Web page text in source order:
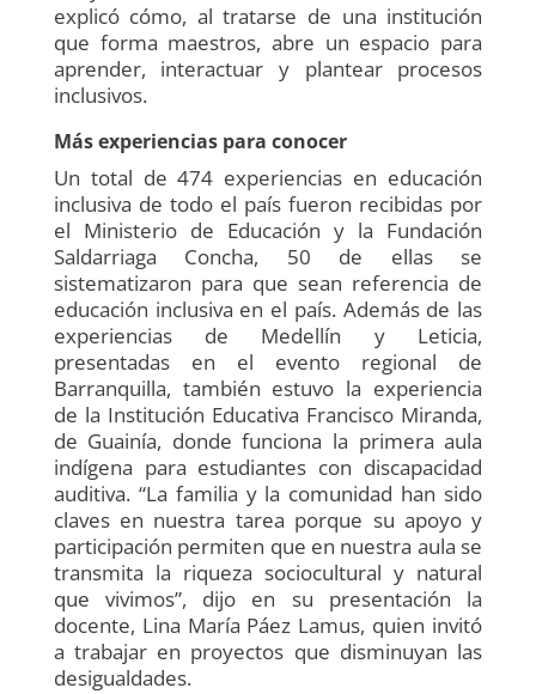
explicó cómo, al tratarse de una institución
que forma maestros, abre un espacio para
aprender, interactuar y plantear procesos
inclusivos.
Más experiencias para conocer
Un total de 474 experiencias en educación
inclusiva de todo el país fueron recibidas por
el Ministerio de Educación y la Fundación
Saldarriaga Concha, 50 de ellas se
sistematizaron para que sean referencia de
educación inclusiva en el país. Además de las
experiencias de Medellín y Leticia,
presentadas en el evento regional de
Barranquilla, también estuvo la experiencia
de la Institución Educativa Francisco Miranda,
de Guainía, donde funciona la primera aula
indígena para estudiantes con discapacidad
auditiva. “La familia y la comunidad han sido
claves en nuestra tarea porque su apoyo y
participación permiten que en nuestra aula se
transmita la riqueza sociocultural y natural
que vivimos”, dijo en su presentación la
docente, Lina María Páez Lamus, quien invitó
a trabajar en proyectos que disminuyan las
desigualdades.